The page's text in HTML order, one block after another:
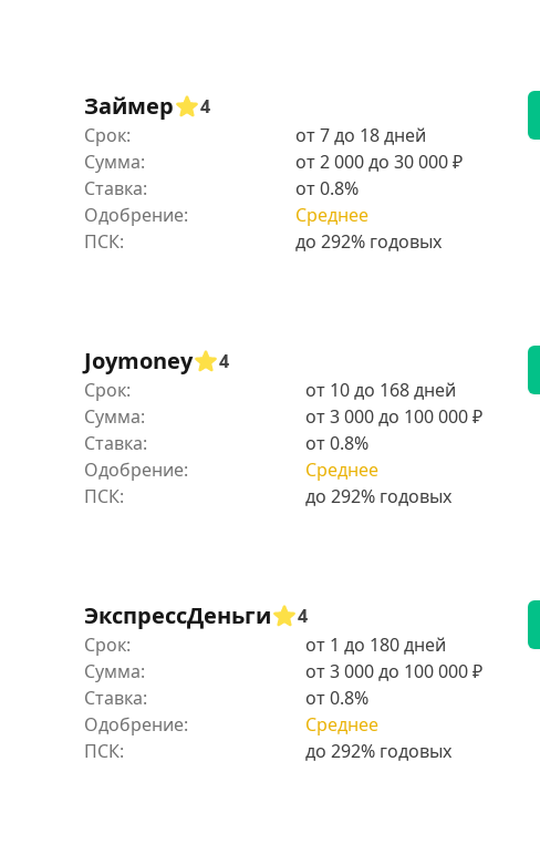
Займер
4
Срок:
от 7 до 18 дней
Сумма:
от 2 000 до 30 000 ₽
Ставка:
от 0.8%
Одобрение:
Среднее
Joymoney
4
Срок:
от 10 до 168 дней
Сумма:
от 3 000 до 100 000 ₽
Ставка:
от 0.8%
Одобрение:
Среднее
ЭкспрессДеньги
4
Срок:
от 1 до 180 дней
Сумма:
от 3 000 до 100 000 ₽
Ставка:
от 0.8%
Одобрение:
Среднее